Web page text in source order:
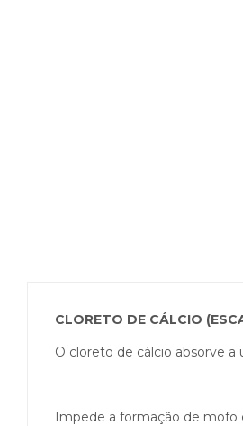
CLORETO DE CÁLCIO
O cloreto de cálcio absorve
Impede a formação de mofo